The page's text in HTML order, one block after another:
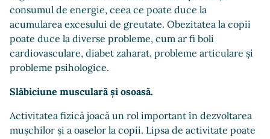
consumul de energie, ceea ce poate duce la
acumularea excesului de greutate. Obezitatea la copii
poate duce la diverse probleme, cum ar fi boli
cardiovasculare, diabet zaharat, probleme articulare și
probleme psihologice.
Slăbiciune musculară și osoasă.
Activitatea fizică joacă un rol important în dezvoltarea
mușchilor și a oaselor la copii. Lipsa de activitate poate